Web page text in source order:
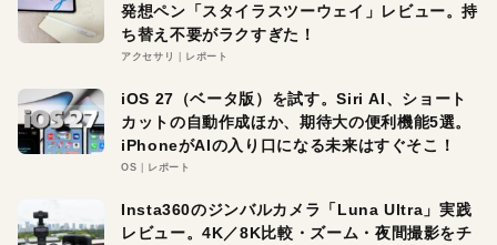
発想ペン「スタイラスツーウェイ」レビュー。持
ち替え不要がラクすぎた！
アクセサリ レポート
iOS 27（ベータ版）を試す。Siri AI、ショート
カットの自動作成ほか、期待大の便利機能5選。
iPhoneがAIの入り口になる未来はすぐそこ！
OS レポート
Insta360のジンバルカメラ「Luna Ultra」実践
レビュー。4K／8K比較・ズーム・夜間撮影をチ